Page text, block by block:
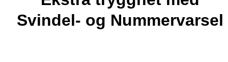
Svindel- og Nummervarsel